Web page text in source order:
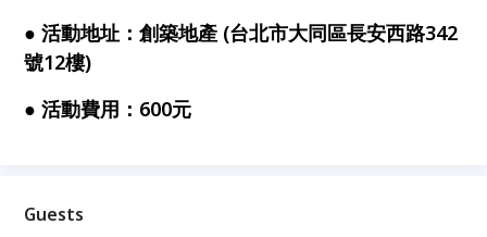
● 活動地址：創築地產 (台北市大同區長安西路342
號12樓)
● 活動費用：600元
Guests